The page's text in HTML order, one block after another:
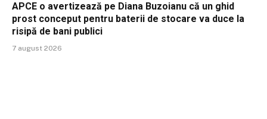
APCE o avertizează pe Diana Buzoianu că un ghid
prost conceput pentru baterii de stocare va duce la
risipă de bani publici
7 august 2026